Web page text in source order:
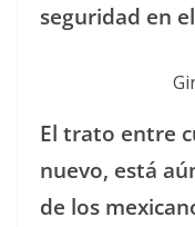
seguridad en
El trato entre
nuevo, está
de los